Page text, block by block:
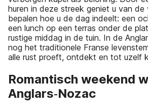
huren in deze streek geniet u van
bepalen hoe u de dag indeelt: een
een lunch op een terras onder de
rustige middag in de tuin. In de
nog het traditionele Franse
alle rust proeft, ontdekt en tot uzelf
Romantisch weekend
Anglars‑Nozac